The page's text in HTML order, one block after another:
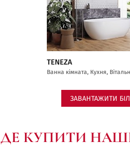
TENEZA
Ванна кімната, Кухня,
ЗАВАНТАЖИТИ
ДЕ КУПИТИ